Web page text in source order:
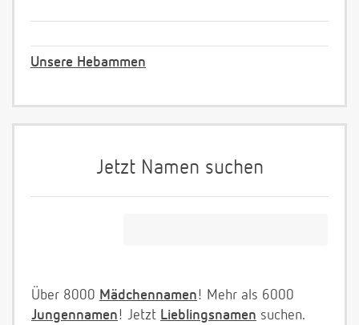
Unsere Hebammen
Jetzt Namen suchen
Über 8000 Mädchennamen! Mehr als 6000
Jungennamen! Jetzt Lieblingsnamen suchen.